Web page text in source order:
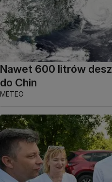
Nawet 600 litrów
do Chin
METEO